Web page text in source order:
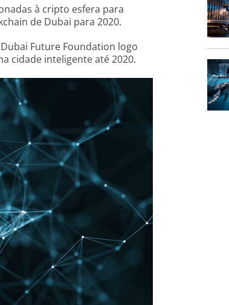
à cripto esfera para
de Dubai para 2020.
Future Foundation logo
cidade inteligente até 2020.